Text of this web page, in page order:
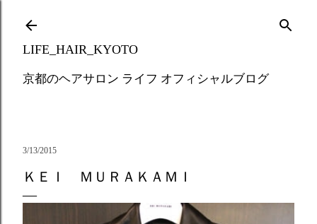
LIFE_HAIR_KYOTO
京都のヘアサロン ライフ オフィシャルブログ
3/13/2015
ＫＥＩ ＭＵＲＡＫＡＭＩ